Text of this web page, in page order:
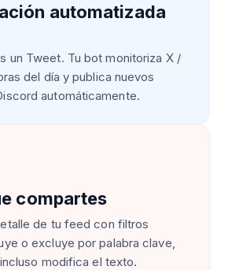
automatizada
un Tweet. Tu bot monitoriza X /
del día y publica nuevos
automáticamente.
compartes
de tu feed con filtros
o excluye por palabra clave,
modifica el texto.